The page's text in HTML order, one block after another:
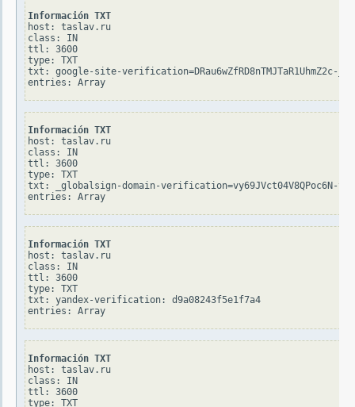
Información TXT
host: taslav.ru
class: IN
ttl: 3600
type: TXT
txt: google-site-verification=DRau6wZfRD8nTMJTaR1UhmZ2c-
Información TXT
host: taslav.ru
class: IN
ttl: 3600
type: TXT
txt: _globalsign-domain-verification=vy69JVct04V8QPoc6N-
Información TXT
host: taslav.ru
class: IN
ttl: 3600
type: TXT
txt: yandex-verification: d9a08243f5e1f7a4
Información TXT
host: taslav.ru
class: IN
ttl: 3600
type: TXT